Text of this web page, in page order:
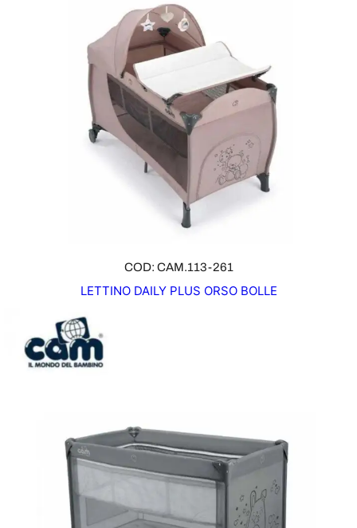
COD: CAM.113-261
LETTINO DAILY PLUS ORSO BOLLE